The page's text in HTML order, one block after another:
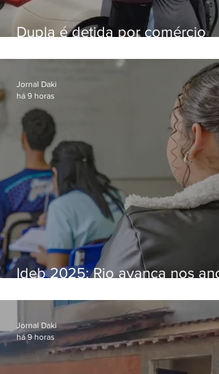
Dupla é detida por comércio
Bangu
Ideb 2025: Rio avança nos
nacional
Jornal Daki
há 9 horas
Jornal Daki
há 9 horas